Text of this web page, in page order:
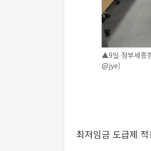
▲9일 정부세종
@jye)
최저임금 도급제